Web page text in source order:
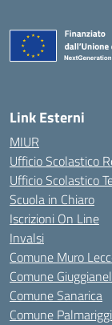
Link Esterni
MIUR
Ufficio Scolastico
Ufficio Scolastico
Scuola in Chiaro
Iscrizioni On Line
Invalsi
Comune Muro
Comune
Comune Sanarica
Comune Palmariggi